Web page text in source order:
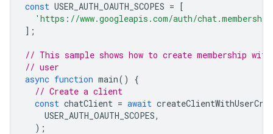
const USER_AUTH_OAUTH_SCOPES = [
'https://www.googleapis.com/auth/
];
// This sample shows how to create membership
// user
async function main()
{
// Create a client
const chatClient = await
USER_AUTH_OAUTH_SCOPES,
);